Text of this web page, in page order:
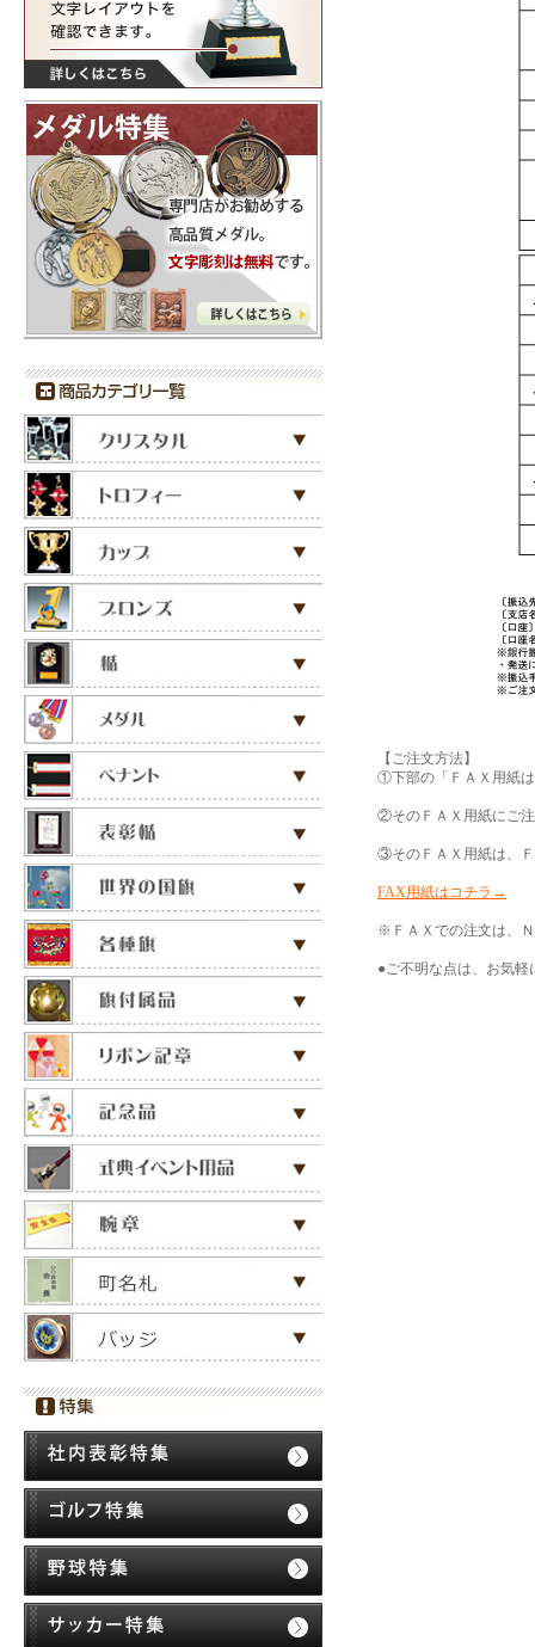
【ご注文方法】
①下部の「ＦＡＸ用紙は
②そのＦＡＸ用紙にご注
③そのＦＡＸ用紙は、Ｆ
FAX用紙はコチラ→
※ＦＡＸでの注文は、Ｎ
●ご不明な点は、お気軽